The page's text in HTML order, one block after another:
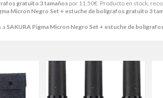
gratuito 3 tamaños por 11,50€ . Producto en stock,
Micron Negro Set + estuche de bolígrafos gratuito 3
a SAKURA Pigma Micron Negro Set + estuche de